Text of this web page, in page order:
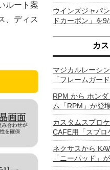
ルート案
、ディス
ウインズジャパ
ドカーボン」を9/
カ
マジカルレーシ
「フレームガー
RPM から ホン
ム「RPM」が登
カスタムスプロ
CAFE用「スプロ
ネクサスから
「ニーパッド」